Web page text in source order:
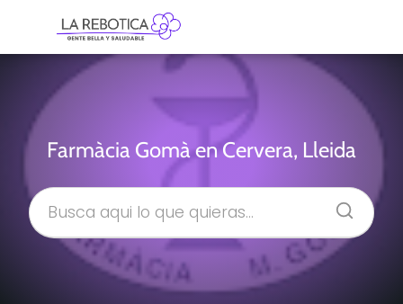
Farmàcia Gomà en Cervera, Lleida